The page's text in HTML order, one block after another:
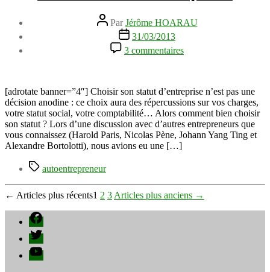
Auteur
de
l’article
ParJérôme HOARAU
Date
de
l’article
31/03/2013
3 commentaires
Quelles
poser
avant
de
choisir
son
[adrotate banner=”4″] Choisir son statut d’entreprise n’est pas une
décision anodine : ce choix aura des répercussions sur vos charges,
votre statut social, votre comptabilité… Alors comment bien choisir
son statut ? Lors d’une discussion avec d’autres entrepreneurs que
vous connaissez (Harold Paris, Nicolas Pène, Johann Yang Ting et
Alexandre Bortolotti), nous avions eu une […]
Étiquettes
autoentrepreneur
Pagination
des
publications
← Articles plus récents1 2 3 Articles plus anciens →
Facebook
Twitter
YouTube